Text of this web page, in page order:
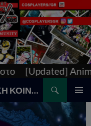
Run
COSPLAYERS//GR – Η ΕΛΛΗΝΙΚΗ ΚΟΙΝΟΤΗΤΑ COSPLAY
MENU